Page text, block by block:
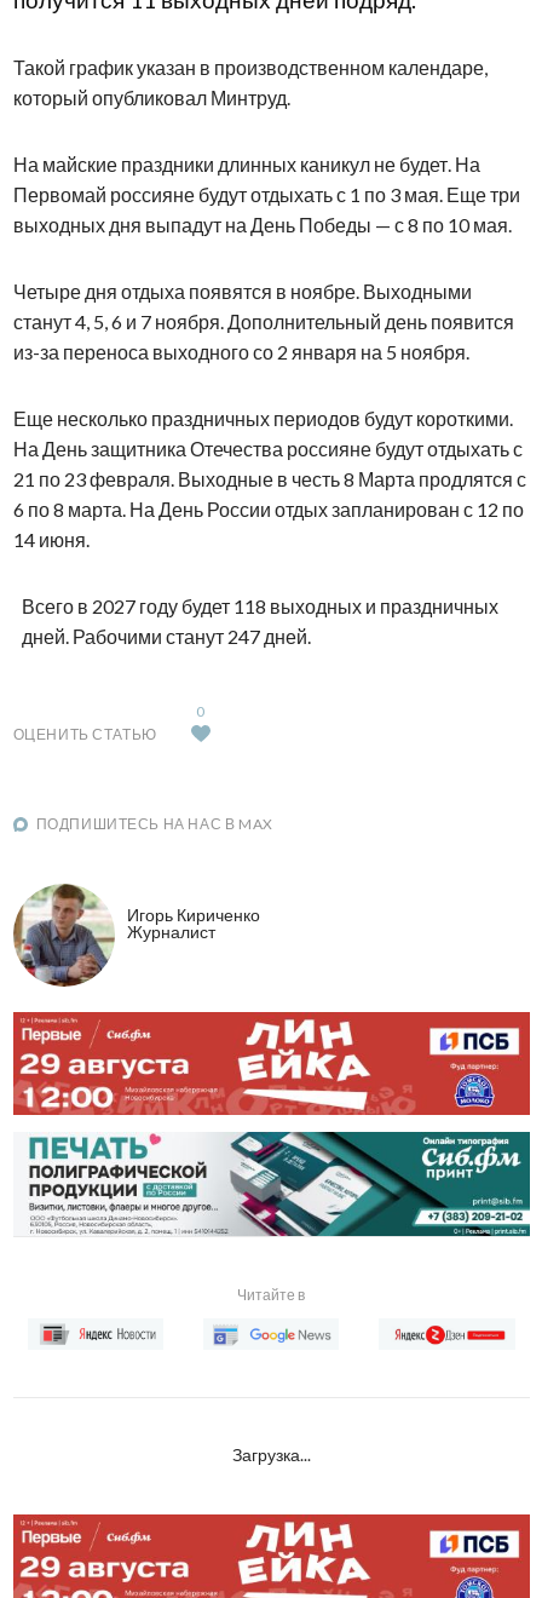
Такой график указан в производственном календаре,
который опубликовал Минтруд.
На майские праздники длинных каникул не будет. На
Первомай россияне будут отдыхать с 1 по 3 мая. Еще три
выходных дня выпадут на День Победы — с 8 по 10 мая.
Четыре дня отдыха появятся в ноябре. Выходными
станут 4, 5, 6 и 7 ноября. Дополнительный день появится
из-за переноса выходного со 2 января на 5 ноября.
Еще несколько праздничных периодов будут короткими.
На День защитника Отечества россияне будут отдыхать с
21 по 23 февраля. Выходные в честь 8 Марта продлятся с
6 по 8 марта. На День России отдых запланирован с 12 по
14 июня.
Всего в 2027 году будет 118 выходных и праздничных
дней. Рабочими станут 247 дней.
ОЦЕНИТЬ СТАТЬЮ
0
ПОДПИШИТЕСЬ НА НАС В MAX
Игорь Кириченко
Журналист
Читайте в
Загрузка...